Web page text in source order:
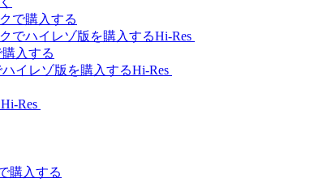
Hi-Res
Hi-Res
Hi-Res